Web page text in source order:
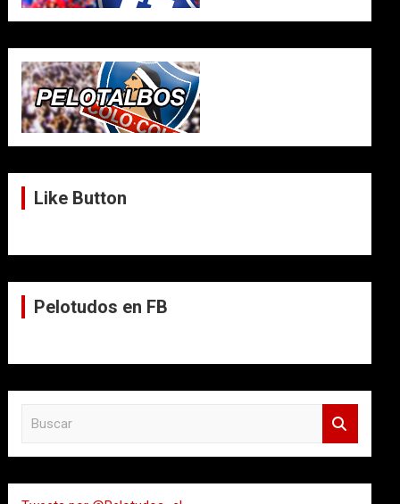
Like Button
Pelotudos en FB
a